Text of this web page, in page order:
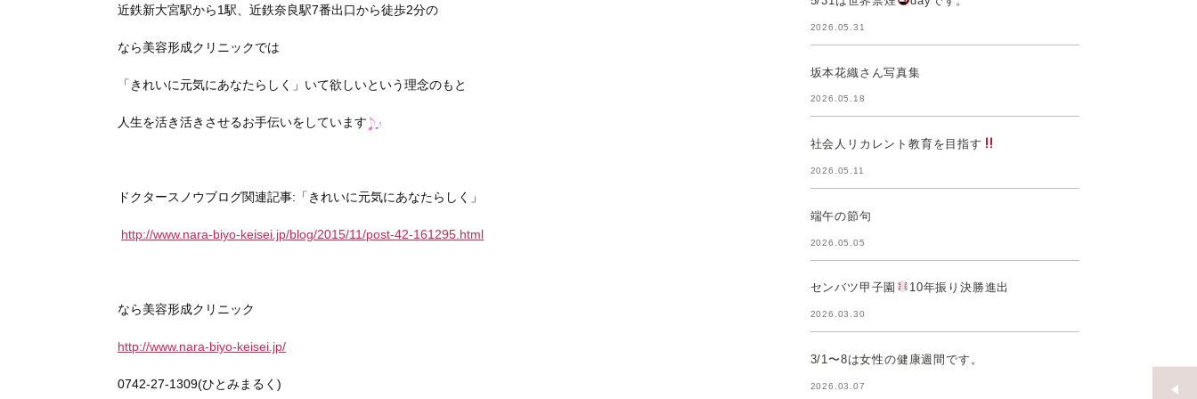
近鉄新大宮駅から1駅、近鉄奈良駅7番出口から徒歩2分の
なら美容形成クリニックでは
「きれいに元気にあなたらしく」いて欲しいという理念のもと
人生を活き活きさせるお手伝いをしています
ドクタースノウブログ関連記事:「きれいに元気にあなたらしく」
http://www.nara-biyo-keisei.jp/blog/2015/11/post-42-161295.html
なら美容形成クリニック
http://www.nara-biyo-keisei.jp/
0742-27-1309(ひとみまるく)
2026.05.31
坂本花織さん写真集
2026.05.18
社会人リカレント教育を目指す
2026.05.11
端午の節句
2026.05.05
センバツ甲子園 10年振り決勝進出
2026.03.30
3/1〜8は女性の健康週間です。
2026.03.07